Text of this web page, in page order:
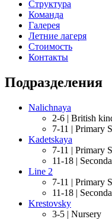
Структура
Команда
Галерея
Летние лагеря
Стоимость
Контакты
Подразделения
Nalichnaya
2-6 | British
7-11 | Primary
Kadetskaya
7-11 | Primary
11-18 |
Line 2
7-11 | Primary
11-18 |
Krestovsky
3-5 | Nursery